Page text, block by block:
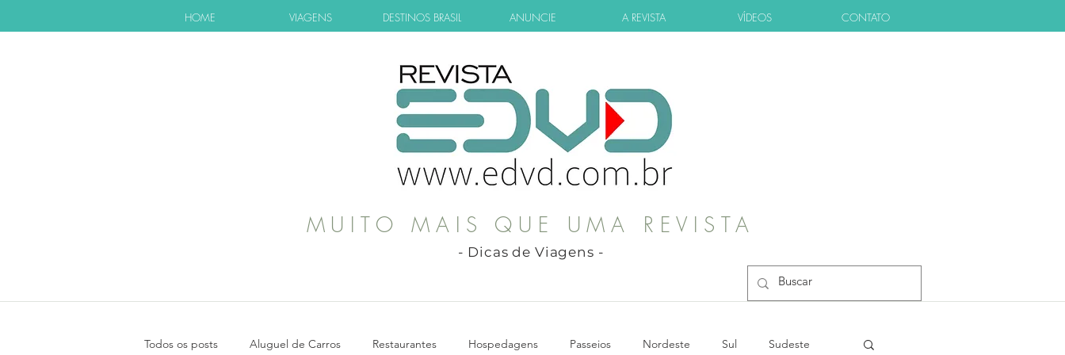
HOME VIAGENS DESTINOS BRASIL ANUNCIE A REVISTA VÍDEOS CONTATO
MUITO MAIS QUE UMA REVISTA
- Dicas de Viagens -
Todos os posts Aluguel de Carros Restaurantes Hospedagens Passeios Nordeste Sul Sudeste